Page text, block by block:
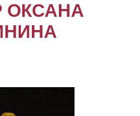
ОКСАНА